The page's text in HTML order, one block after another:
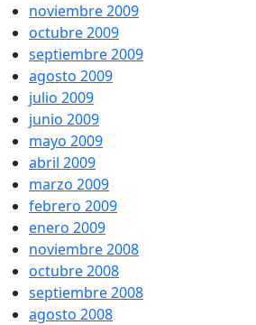
noviembre 2009
octubre 2009
septiembre 2009
agosto 2009
julio 2009
junio 2009
mayo 2009
abril 2009
marzo 2009
febrero 2009
enero 2009
noviembre 2008
octubre 2008
septiembre 2008
agosto 2008